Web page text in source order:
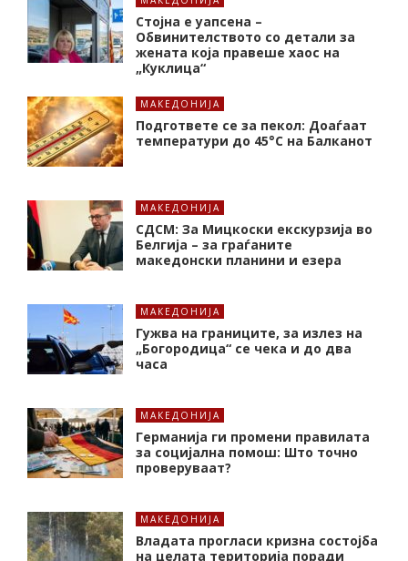
Стојна е уапсена –
Обвинителството со детали за
жената која правеше хаос на
„Куклица“
МАКЕДОНИЈА
Подгответе се за пекол: Доаѓаат
температури до 45°C на Балканот
МАКЕДОНИЈА
СДСМ: За Мицкоски екскурзија во
Белгија – за граѓаните
македонски планини и езера
МАКЕДОНИЈА
Гужва на границите, за излез на
„Богородица“ се чека и до два
часа
МАКЕДОНИЈА
Германија ги промени правилата
за социјална помош: Што точно
проверуваат?
МАКЕДОНИЈА
Владата прогласи кризна состојба
на целата територија поради